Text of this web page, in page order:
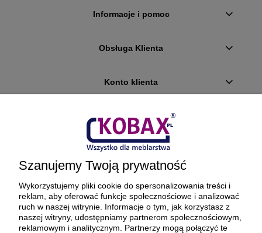
Informacje i pomoc
Obsługa Klienta
Konto klienta
Płatności i dostawa
Ciekawostki
O firmie
BEZPIECZNE PŁATNOŚCI ORAZ DOSTAWA
Szanujemy Twoją prywatność
Wykorzystujemy pliki cookie do spersonalizowania treści i
reklam, aby oferować funkcje społecznościowe i analizować
ruch w naszej witrynie. Informacje o tym, jak korzystasz z
naszej witryny, udostępniamy partnerom społecznościowym,
reklamowym i analitycznym. Partnerzy mogą połączyć te